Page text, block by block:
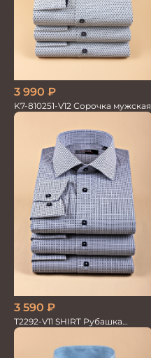
3 990 ₽
K7-810251-V12 Сорочка мужская
3 590 ₽
T2292-V11 SHIRT Рубашка
мужская